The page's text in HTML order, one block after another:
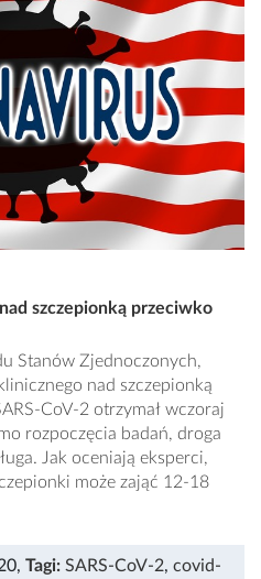
szczepionką przeciwko
Stanów Zjednoczonych,
nad szczepionką
CoV-2 otrzymał wczoraj
rozpoczęcia badań, droga
Jak oceniają eksperci,
może zająć 12-18
, Tagi: SARS-CoV-2, covid-